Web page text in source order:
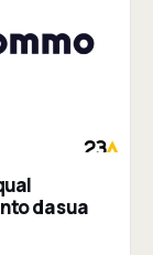
da sua